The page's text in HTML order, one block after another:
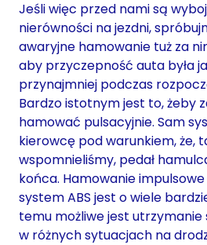
Jeśli więc przed nami są
nierówności na jezdni,
awaryjne hamowanie tuż za
aby przyczepność auta była
przynajmniej podczas
Bardzo istotnym jest to, żeby
hamować pulsacyjnie. Sam
kierowcę pod warunkiem, że,
wspomnieliśmy, pedał
końca. Hamowanie
system ABS jest o wiele
temu możliwe jest
w różnych sytuacjach na